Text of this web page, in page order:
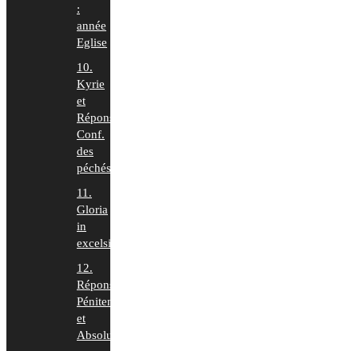
:
année
Eglise
10.
Kyrie
et
Répons
Conf.
des
péchés
11.
Gloria
in
excelsis
12.
Répons
Pénitence
et
Absolution